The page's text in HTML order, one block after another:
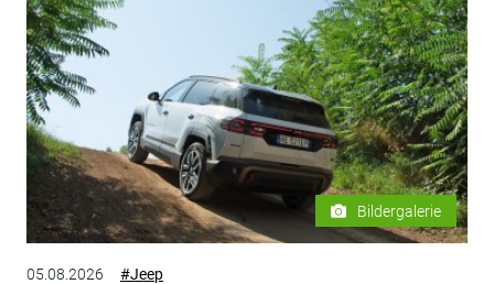
Bildergalerie
05.08.2026 #Jeep